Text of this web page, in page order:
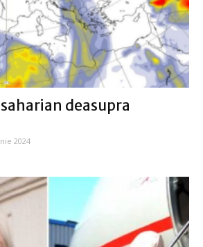
deasupra
2024